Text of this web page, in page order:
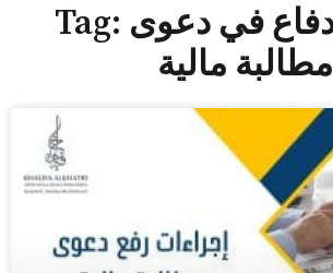
Tag: مذكرة دفاع في دعوى
مطالبة مالية